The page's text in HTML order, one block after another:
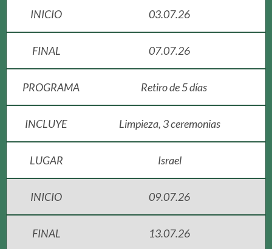
INICIO 03.07.26
FINAL 07.07.26
PROGRAMA Retiro de 5 días
INCLUYE Limpieza, 3 ceremonias
LUGAR Israel
INICIO 09.07.26
FINAL 13.07.26